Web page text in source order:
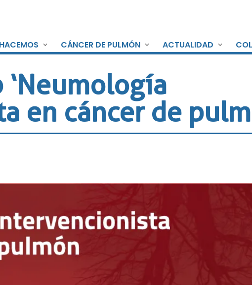
CÁNCER DE PULMÓN ACTUALIDAD
en cáncer de